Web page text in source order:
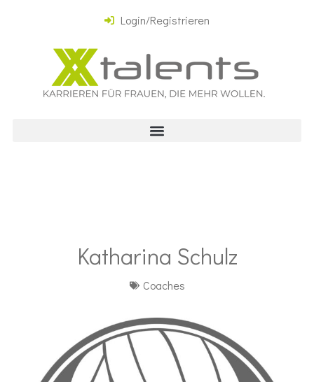
Login/Registrieren
Katharina Schulz
Coaches